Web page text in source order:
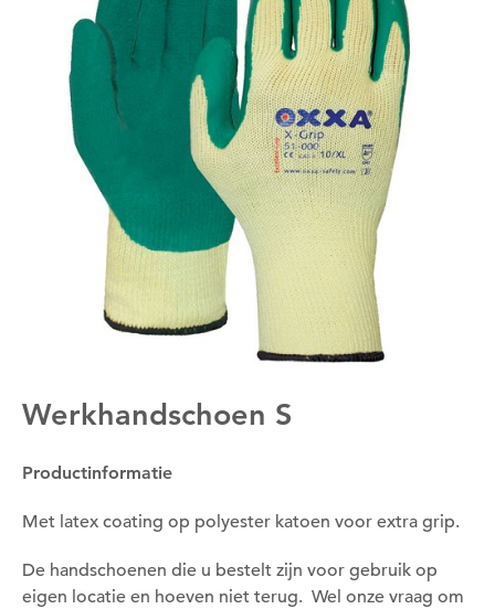
Werkhandschoen S
Productinformatie
Met latex coating op polyester katoen voor extra grip.
De handschoenen die u bestelt zijn voor gebruik op
eigen locatie en hoeven niet terug. Wel onze vraag om
Om deze pagina op te slaan moet je ingelogd zijn.